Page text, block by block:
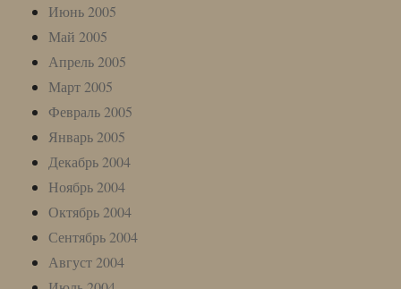
Июнь 2005
Май 2005
Апрель 2005
Март 2005
Февраль 2005
Январь 2005
Декабрь 2004
Ноябрь 2004
Октябрь 2004
Сентябрь 2004
Август 2004